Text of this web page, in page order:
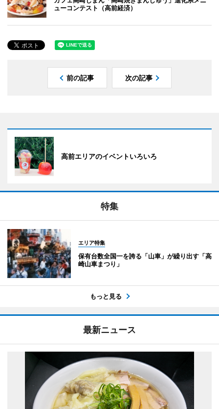
ューコンテスト（高前経済）
前の記事 次の記事
高前エリアのイベントいろいろ
特集
エリア特集
保有台数全国一を誇る「山車」が繰り出す「高
崎山車まつり」
もっと見る
最新ニュース